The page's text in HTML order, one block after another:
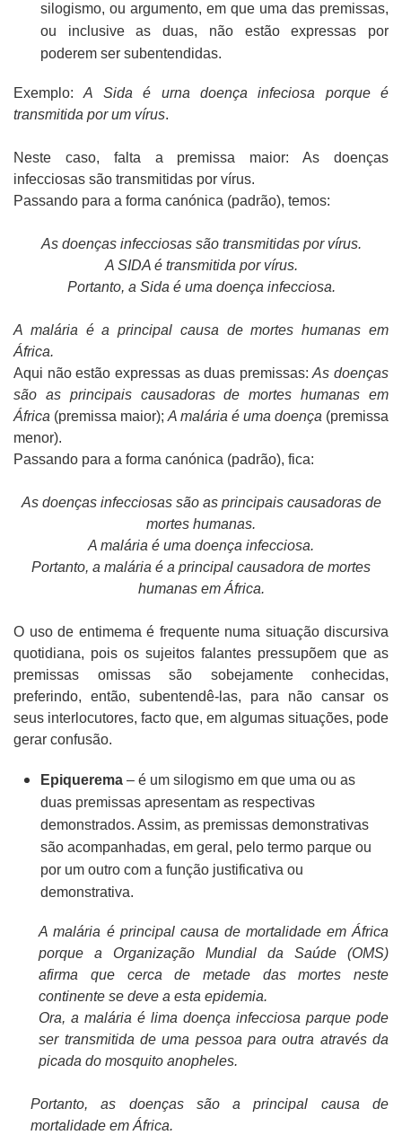
silogismo, ou argumento, em que uma das premissas,
ou inclusive as duas, não estão expressas por
poderem ser subentendidas.
Exemplo:A Sida é urna doença infeciosa porque é
transmitida por um vírus.
Neste caso, falta a premissa maior: As doenças
infecciosas são transmitidas por vírus.
Passando para a forma canónica (padrão), temos:
As doenças infecciosas são transmitidas por vírus.
A SIDA é transmitida por vírus.
Portanto, a Sida é uma doença infecciosa.
A malária é a principal causa de mortes humanas em
África.
Aqui não estão expressas as duas premissas:As doenças
são as principais causadoras de mortes humanas em
África (premissa maior); A malária é uma doença (premissa
menor).
Passando para a forma canónica (padrão), fica:
As doenças infecciosas são as principais causadoras de
mortes humanas.
A malária é uma doença infecciosa.
Portanto, a malária é a principal causadora de mortes
humanas em África.
O uso de entimema é frequente numa situação discursiva
quotidiana, pois os sujeitos falantes pressupõem que as
premissas omissas são sobejamente conhecidas,
preferindo, então, subentendê-las, para não cansar os
seus interlocutores, facto que, em algumas situações, pode
gerar confusão.
Epiquerema – é um silogismo em que uma ou as
duas premissas apresentam as respectivas
demonstrados. Assim, as premissas demonstrativas
são acompanhadas, em geral, pelo termo parque ou
por um outro com a função justificativa ou
demonstrativa.
A malária é principal causa de mortalidade em África
porque a Organização Mundial da Saúde (OMS)
afirma que cerca de metade das mortes neste
continente se deve a esta epidemia.
Ora, a malária é lima doença infecciosa parque pode
ser transmitida de uma pessoa para outra através da
picada do mosquito anopheles.
Portanto, as doenças são a principal causa de
mortalidade em África.